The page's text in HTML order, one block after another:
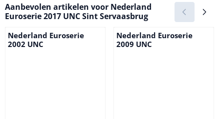
Aanbevolen artikelen voor Nederland
Euroserie 2017 UNC Sint Servaasbrug
Nederland Euroserie
2002 UNC
Nederland Euroserie
2009 UNC